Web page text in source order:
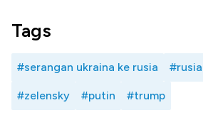
Tags
#serangan ukraina ke rusia #rusia
#zelensky #putin #trump